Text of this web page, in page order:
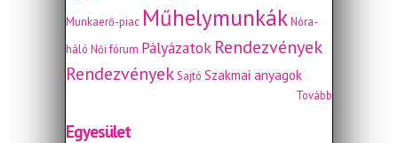
Munkaerő-piac MűhelymunkákNóra-
háló Női fórum Pályázatok Rendezvények
Rendezvények Sajtó Szakmai anyagok
Tovább
Egyesület